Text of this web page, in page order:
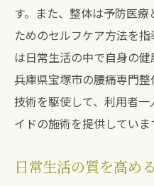
す。また、整体は予防医
ためのセルフケア方法を
は日常生活の中で自身の健
兵庫県宝塚市の腰痛専門
技術を駆使して、利用者
イドの施術を提供していま
日常生活の質を高め